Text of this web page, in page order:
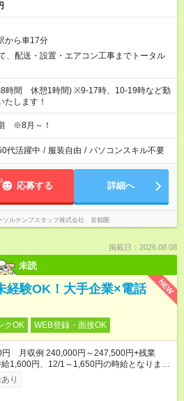
から車17分
、配送・設置・エアコン工事までトータル
時間 休憩1時間) ※9-17時、10-19時など勤
たします！
※8月～！
代活躍中 / 服装自由 / パソコンスキル不要
応募する 詳細へ
ソルテンプスタッフ株式会社 首都圏
掲載日：2026.08.08
未読
NEW
経験OK！大手企業×電話
クOK WEB登録・面接OK
円 月収例 240,000円～247,500円+残業
円、12/1～1,650円の時給となりま
り